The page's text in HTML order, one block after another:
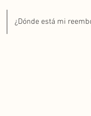
¿Dónde está mi